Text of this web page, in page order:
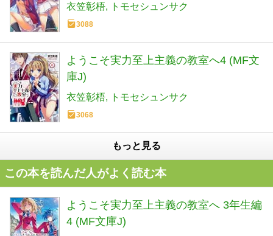
衣笠彰梧 トモセシュンサク
3088
ようこそ実力至上主義の教室へ4 (MF文
庫J)
衣笠彰梧 トモセシュンサク
3068
もっと見る
この本を読んだ人がよく読む本
ようこそ実力至上主義の教室へ 3年生編
4 (MF文庫J)